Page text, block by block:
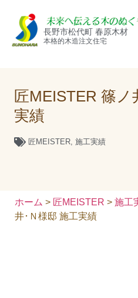
長野市松代町 春原木材
本格的木造注文住宅
匠MEISTER 篠ノ
実績
匠MEISTER, 施工実績
ホーム > 匠MEISTER > 施工
井･Ｎ様邸 施工実績